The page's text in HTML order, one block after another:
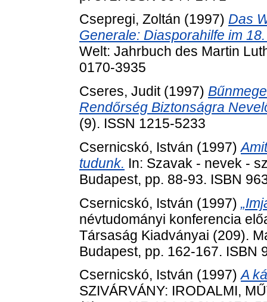
Csepregi, Zoltán (1997) Das
Generale: Diasporahilfe im
Welt: Jahrbuch des Martin
0170-3935
Cseres, Judit(1997)
Rendőrség Biztonságra
(9). ISSN 1215-5233
Csernicskó, István (1997)
tudunk. In: Szavak - nevek -
Budapest, pp. 88-93. ISBN
Csernicskó, István (1997)
névtudományi konferencia
Társaság Kiadványai (209).
Budapest, pp. 162-167. ISBN
Csernicskó, István (1997)A
SZIVÁRVÁNY: IRODALMI,